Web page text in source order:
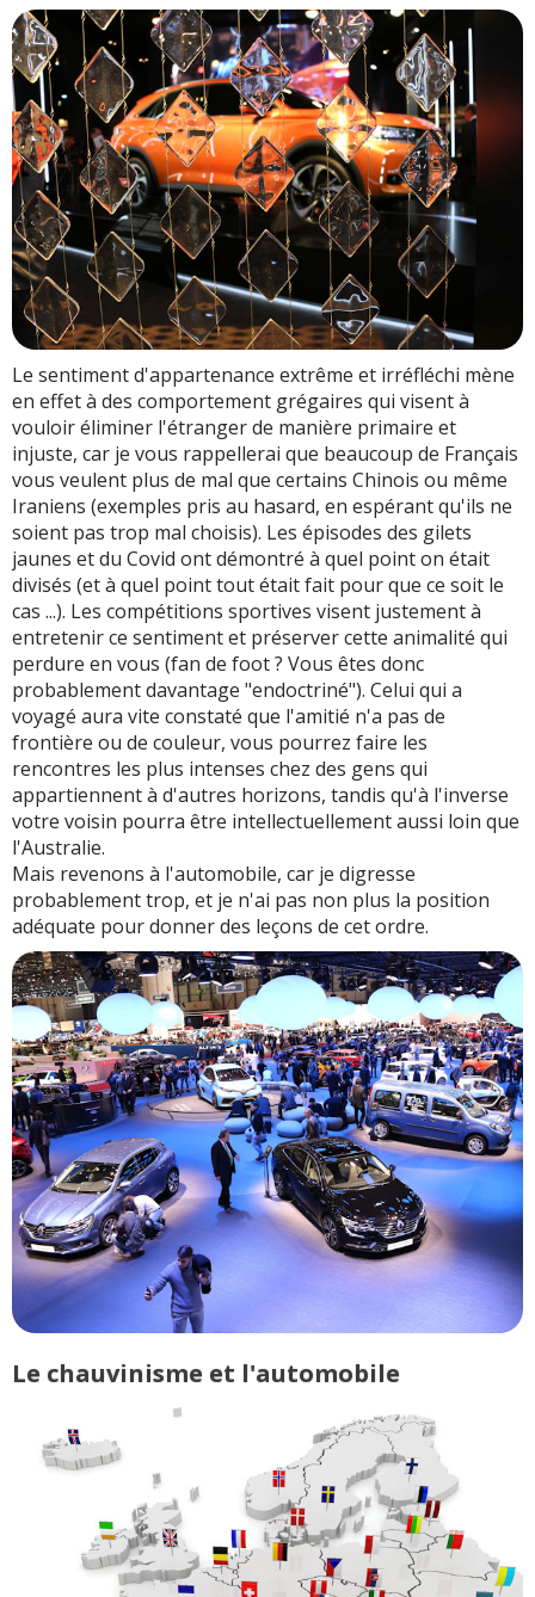
Le sentiment d'appartenance extrême et irréfléchi mène
en effet à des comportement grégaires qui visent à
vouloir éliminer l'étranger de manière primaire et
injuste, car je vous rappellerai que beaucoup de Français
vous veulent plus de mal que certains Chinois ou même
Iraniens (exemples pris au hasard, en espérant qu'ils ne
soient pas trop mal choisis). Les épisodes des gilets
jaunes et du Covid ont démontré à quel point on était
divisés (et à quel point tout était fait pour que ce soit le
cas ...). Les compétitions sportives visent justement à
entretenir ce sentiment et préserver cette animalité qui
perdure en vous (fan de foot ? Vous êtes donc
probablement davantage "endoctriné"). Celui qui a
voyagé aura vite constaté que l'amitié n'a pas de
frontière ou de couleur, vous pourrez faire les
rencontres les plus intenses chez des gens qui
appartiennent à d'autres horizons, tandis qu'à l'inverse
votre voisin pourra être intellectuellement aussi loin que
l'Australie.
Mais revenons à l'automobile, car je digresse
probablement trop, et je n'ai pas non plus la position
adéquate pour donner des leçons de cet ordre.
Le chauvinisme et l'automobile